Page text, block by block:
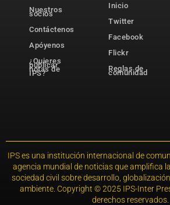
Nuestros
socios
Contáctenos
Apóyenos
¿Quieres
publicar
notas de
IPS?
Inicio
Twitter
Facebook
Flickr
Reglas de
comunidad
IPS es una institución internacional de
agencia mundial de noticias que amplifica
sociedad civil sobre desarrollo,
ambiente. Copyright © 2025 IPS-Inter
derechos reservados.